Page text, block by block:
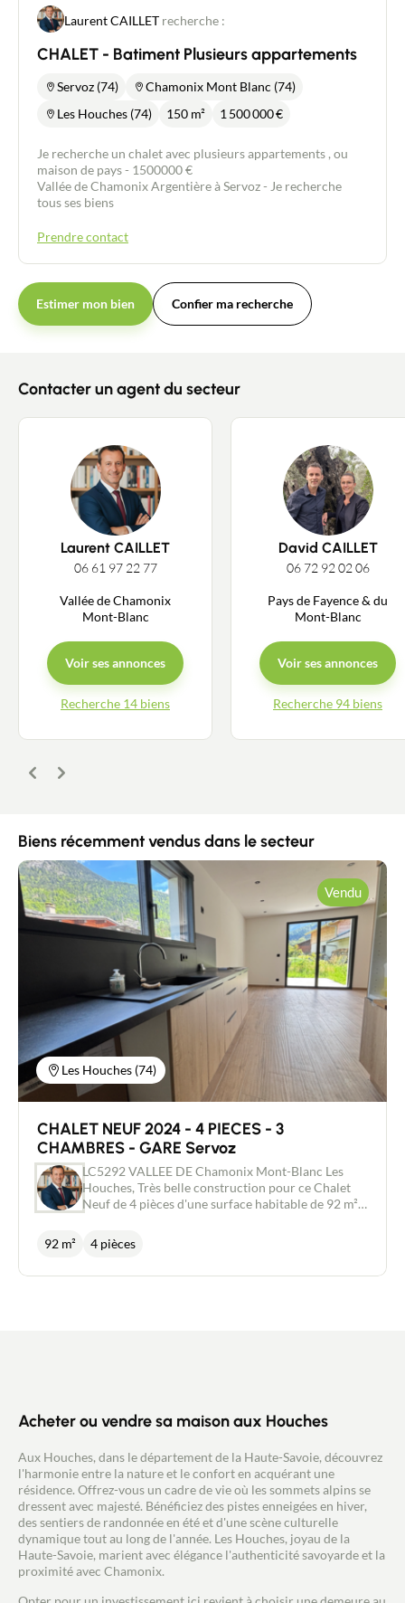
Contacter un conseiller
Acheter
Actualités
Guides
Laurent CAILLET recherche :
CHALET - Batiment Plusieurs appartements
Servoz (74)
Chamonix Mont Blanc (74)
Les Houches (74)
150 m² 1 500 000€
Je recherche un chalet avec plusieurs appartements , ou
maison de pays - 1500000 €
Vallée de Chamonix Argentière à Servoz - Je recherche
tous ses biens
Prendre contact
Estimer mon bien Confier ma recherche
Contacter un agent du secteur
Laurent CAILLET
06 61 97 22 77
Vallée de Chamonix
Mont-Blanc
Voir ses annonces
Recherche 14 biens
David CAILLET
06 72 92 02 06
Pays de Fayence & du
Mont-Blanc
Voir ses annonces
Recherche 94 biens
Précédent
Suivant
Biens récemment vendus dans le secteur
Les Houches (74)
Vendu
CHALET NEUF 2024 - 4 PIECES - 3
CHAMBRES - GARE Servoz
LC5292 VALLEE DE Chamonix Mont-Blanc Les
Houches, Très belle construction pour ce Chalet
Neuf de 4 pièces d'une surface habitable de 92 m²
comprenant un bel espace de vie en RDC avec
cuisine ouverte, buanderie, WC indépendant et un
92 m² 4 pièces
Acheter ou vendre sa maison aux Houches
Aux Houches, dans le département de la Haute-Savoie, découvrez
l'harmonie entre la nature et le confort en acquérant une
résidence. Offrez-vous un cadre de vie où les sommets alpins se
dressent avec majesté. Bénéficiez des pistes enneigées en hiver,
des sentiers de randonnée en été et d'une scène culturelle
dynamique tout au long de l'année. Les Houches, joyau de la
Haute-Savoie, marient avec élégance l'authenticité savoyarde et la
proximité avec Chamonix.